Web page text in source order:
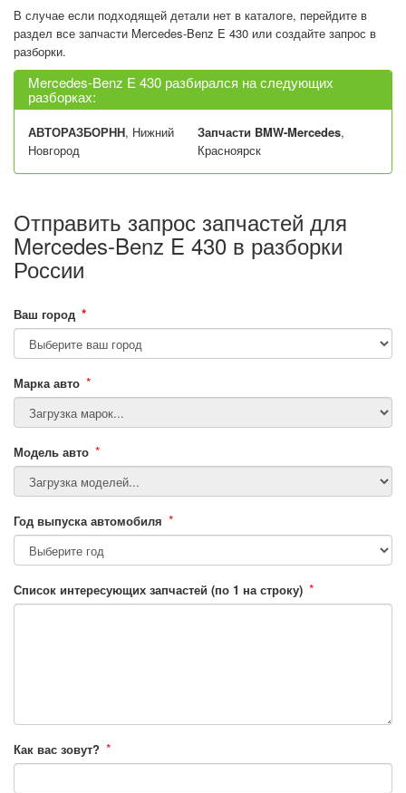
В случае если подходящей детали нет в каталоге, перейдите в
раздел все запчасти Mercedes-Benz E 430 или создайте запрос в
разборки.
Mercedes-Benz E 430 разбирался на следующих
разборках:
АВТОРАЗБОРНН, Нижний
Новгород
Запчасти BMW-Mercedes,
Красноярск
Отправить запрос запчастей для
Mercedes-Benz E 430 в разборки
России
Ваш город *
Марка авто *
Модель авто *
Год выпуска автомобиля *
Список интересующих запчастей (по 1 на строку) *
Как вас зовут? *